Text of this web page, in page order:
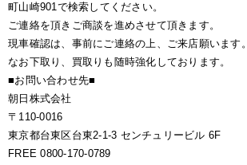
町山崎901で検索してください。
ご連絡を頂きご商談を進めさせて頂きます。
現車確認は、事前にご連絡の上、ご来店願います。
なお下取り、買取りも随時強化しております。
■お問い合わせ先■
朝日株式会社
〒110-0016
東京都台東区台東2-1-3 センチュリービル 6F
FREE 0800-170-0789